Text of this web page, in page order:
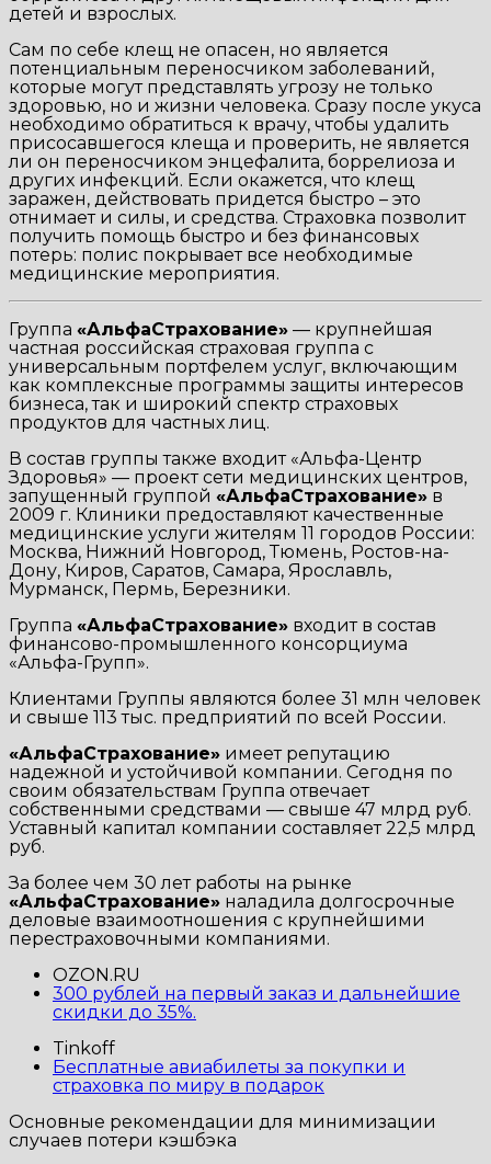
детей и взрослых.
Сам по себе клещ не опасен, но является
потенциальным переносчиком заболеваний,
которые могут представлять угрозу не только
здоровью, но и жизни человека. Сразу после укуса
необходимо обратиться к врачу, чтобы удалить
присосавшегося клеща и проверить, не является
ли он переносчиком энцефалита, боррелиоза и
других инфекций. Если окажется, что клещ
заражен, действовать придется быстро – это
отнимает и силы, и средства. Страховка позволит
получить помощь быстро и без финансовых
потерь: полис покрывает все необходимые
медицинские мероприятия.
Группа «АльфаСтрахование» — крупнейшая
частная российская страховая группа с
универсальным портфелем услуг, включающим
как комплексные программы защиты интересов
бизнеса, так и широкий спектр страховых
продуктов для частных лиц.
В состав группы также входит «Альфа-Центр
Здоровья» — проект сети медицинских центров,
запущенный группой «АльфаСтрахование» в
2009 г. Клиники предоставляют качественные
медицинские услуги жителям 11 городов России:
Москва, Нижний Новгород, Тюмень, Ростов-на-
Дону, Киров, Саратов, Самара, Ярославль,
Мурманск, Пермь, Березники.
Группа «АльфаСтрахование» входит в состав
финансово-промышленного консорциума
«Альфа-Групп».
Клиентами Группы являются более 31 млн человек
и свыше 113 тыс. предприятий по всей России.
«АльфаСтрахование» имеет репутацию
надежной и устойчивой компании. Сегодня по
своим обязательствам Группа отвечает
собственными средствами — свыше 47 млрд руб.
Уставный капитал компании составляет 22,5 млрд
руб.
За более чем 30 лет работы на рынке
«АльфаСтрахование» наладила долгосрочные
деловые взаимоотношения с крупнейшими
перестраховочными компаниями.
OZON.RU
300 рублей на первый заказ и дальнейшие
скидки до 35%.
Tinkoff
Бесплатные авиабилеты за покупки и
страховка по миру в подарок
Основные рекомендации для минимизации
случаев потери кэшбэка